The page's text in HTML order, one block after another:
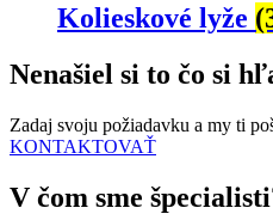
Kolieskové lyže
Nenašiel si to čo si
Zadaj svoju požiadavku a my ti
KONTAKTOVAŤ
V čom sme